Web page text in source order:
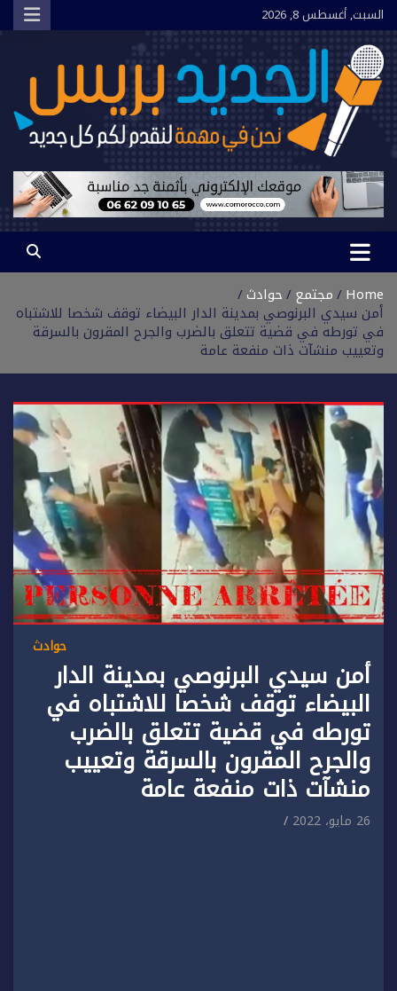
Skip
to
content
السبت, أغسطس 8, 2026
الجديد بريس
نحن في مهمة لنقدم لكم كل جديد
Home مجتمع حوادث
أمن سيدي البرنوصي بمدينة الدار البيضاء توقف شخصا للاشتباه
في تورطه في قضية تتعلق بالضرب والجرح المقرون بالسرقة
وتعييب منشآت ذات منفعة عامة
حوادث
أمن سيدي البرنوصي بمدينة الدار
البيضاء توقف شخصا للاشتباه في
تورطه في قضية تتعلق بالضرب
والجرح المقرون بالسرقة وتعييب
منشآت ذات منفعة عامة
26 مايو، 2022